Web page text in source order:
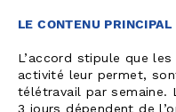
LE CONTENU PRINCIPAL
L’accord stipule que
activité leur permet,
télétravail par